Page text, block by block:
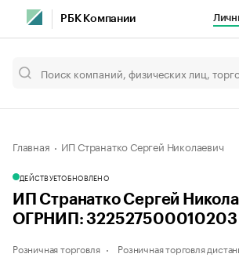
РБК Компании
Главная ИП Странатко Сергей Николаевич
ДЕЙСТВУЕТОБНОВЛЕНО
ИП Странатко Сергей
ОГРНИП: 322527500010203
Розничная торговля Розничная торговля